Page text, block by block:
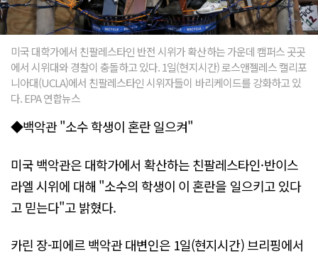
미국 대학가에서 친팔레스타인 반전 시위가 확산하는 가운데 캠퍼스 곳곳
에서 시위대와 경찰이 충돌하고 있다. 1일(현지시간) 로스앤젤레스 캘리포
니아대(UCLA)에서 친팔레스타인 시위자들이 바리케이드를 강화하고 있
다. EPA 연합뉴스
◆백악관 "소수 학생이 혼란 일으켜"
미국 백악관은 대학가에서 확산하는 친팔레스타인·반이스
라엘 시위에 대해 "소수의 학생이 이 혼란을 일으키고 있다
고 믿는다"고 밝혔다.
카린 장-피에르 백악관 대변인은 1일(현지시간) 브리핑에서